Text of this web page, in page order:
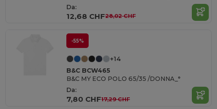
Da:
12,68 CHF28,02 CHF
-55%
+14
B&C BCW465
B&C MY ECO POLO 65/35 /DONNA_°
Da:
7,80 CHF17,29 CHF